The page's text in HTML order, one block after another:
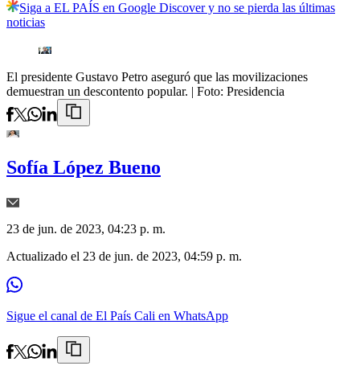
Siga a EL PAÍS en Google Discover y no se pierda las últimas
noticias
El presidente Gustavo Petro aseguró que las movilizaciones
demuestran un descontento popular. | Foto: Presidencia
Sofía López Bueno
23 de jun. de 2023, 04:23 p. m.
Actualizado el 23 de jun. de 2023, 04:59 p. m.
Sigue el canal de El País Cali en WhatsApp